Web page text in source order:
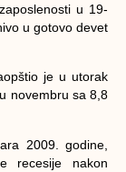
u 19-
u gotovo devet
je u utorak
novembru sa 8,8
2009. godine,
recesije nakon